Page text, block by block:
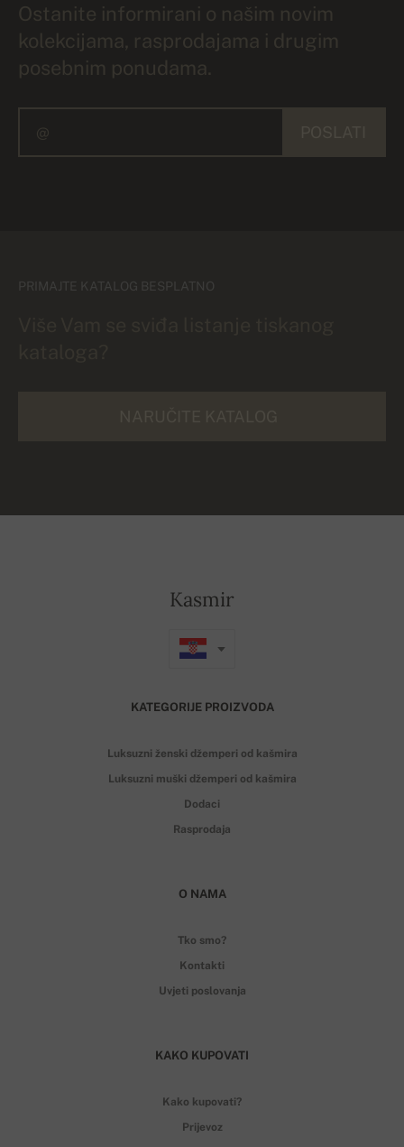
Ostanite informirani o našim novim
kolekcijama, rasprodajama i drugim
posebnim ponudama.
PRIMAJTE KATALOG BESPLATNO
Kasmir
KATEGORIJE PROIZVODA
Luksuzni ženski džemperi od kašmira
Luksuzni muški džemperi od kašmira
Dodaci
Rasprodaja
O NAMA
Tko smo?
Kontakti
Uvjeti poslovanja
KAKO KUPOVATI
Kako kupovati?
Prijevoz